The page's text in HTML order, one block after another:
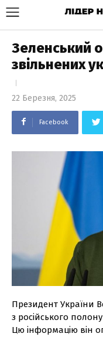
Зеленський
звільнених
22 Березня, 2025
Facebook
Президент України
з російського
Цю інформацію він